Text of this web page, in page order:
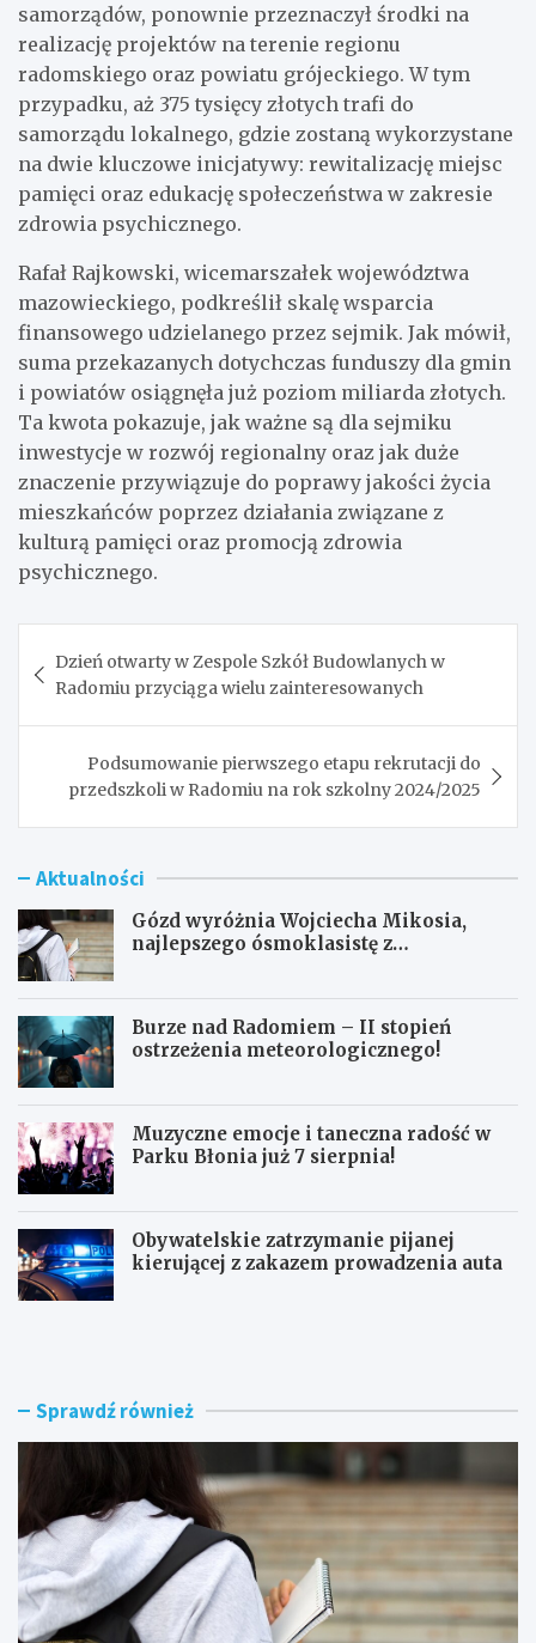
samorządów, ponownie przeznaczył środki na
realizację projektów na terenie regionu
radomskiego oraz powiatu grójeckiego. W tym
przypadku, aż 375 tysięcy złotych trafi do
samorządu lokalnego, gdzie zostaną wykorzystane
na dwie kluczowe inicjatywy: rewitalizację miejsc
pamięci oraz edukację społeczeństwa w zakresie
zdrowia psychicznego.
Rafał Rajkowski, wicemarszałek województwa
mazowieckiego, podkreślił skalę wsparcia
finansowego udzielanego przez sejmik. Jak mówił,
suma przekazanych dotychczas funduszy dla gmin
i powiatów osiągnęła już poziom miliarda złotych.
Ta kwota pokazuje, jak ważne są dla sejmiku
inwestycje w rozwój regionalny oraz jak duże
znaczenie przywiązuje do poprawy jakości życia
mieszkańców poprzez działania związane z
kulturą pamięci oraz promocją zdrowia
psychicznego.
wpisu
Dzień otwarty w Zespole Szkół Budowlanych w
Radomiu przyciąga wielu zainteresowanych
Podsumowanie pierwszego etapu rekrutacji do
przedszkoli w Radomiu na rok szkolny 2024/2025
Aktualności
Gózd wyróżnia Wojciecha Mikosia,
najlepszego ósmoklasistę z
Burze nad Radomiem – II stopień
ostrzeżenia meteorologicznego!
Muzyczne emocje i taneczna radość w
Parku Błonia już 7 sierpnia!
Obywatelskie zatrzymanie pijanej
kierującej z zakazem prowadzenia auta
G
y
a
W
o
j
B
n
o
m
i
e
Sprawdź również